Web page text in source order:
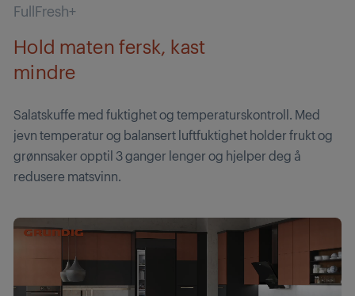
FullFresh+
Hold maten fersk, kast
mindre
Salatskuffe med fuktighet og temperaturskontroll. Med
jevn temperatur og balansert luftfuktighet holder frukt og
grønnsaker opptil 3 ganger lenger og hjelper deg å
redusere matsvinn.